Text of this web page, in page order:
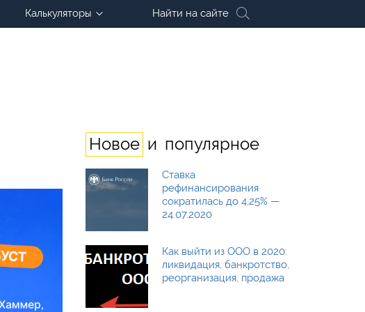
Калькуляторы Найти на сайте
Новое и популярное
Ставка
рефинансирования
сократилась до 4,25% —
24.07.2020
Как выйти из ООО в 2020:
ликвидация, банкротство,
реорганизация, продажа